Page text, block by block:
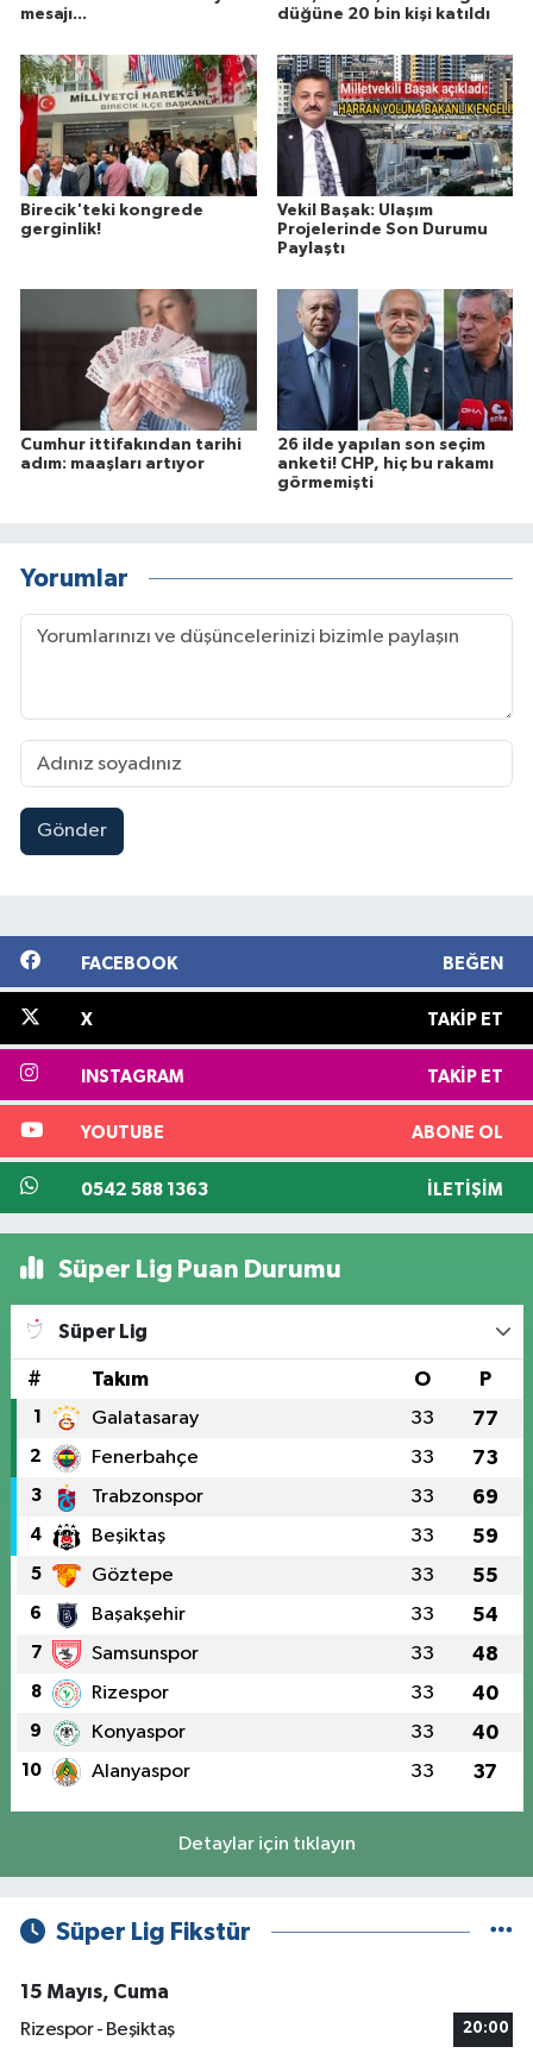
mesajı...
düğüne 20 bin kişi katıldı
Birecik'teki kongrede
gerginlik!
Vekil Başak: Ulaşım
Projelerinde Son Durumu
Paylaştı
Cumhur ittifakından tarihi
adım: maaşları artıyor
26 ilde yapılan son seçim
anketi! CHP, hiç bu rakamı
görmemişti
Yorumlar
Gönder
FACEBOOK BEĞEN
X TAKIP ET
INSTAGRAM TAKIP ET
YOUTUBE ABONE OL
0542 588 1363 İLETIŞIM
Süper Lig Puan Durumu
Süper Lig
# Takım O P
1 Galatasaray 33 77
2 Fenerbahçe 33 73
3 Trabzonspor 33 69
4 Beşiktaş 33 59
5 Göztepe 33 55
6 Başakşehir 33 54
7 Samsunspor 33 48
8 Rizespor 33 40
9 Konyaspor 33 40
10 Alanyaspor 33 37
Detaylar için tıklayın
Süper Lig Fikstür
15 Mayıs, Cuma
Rizespor - Beşiktaş
20:00